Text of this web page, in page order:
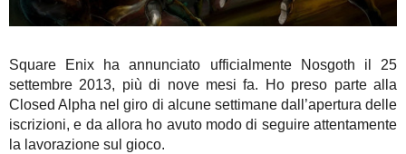
Square Enix ha annunciato ufficialmente Nosgoth il 25
settembre 2013, più di nove mesi fa. Ho preso parte alla
Closed Alpha nel giro di alcune settimane dall’apertura delle
iscrizioni, e da allora ho avuto modo di seguire attentamente
la lavorazione sul gioco.